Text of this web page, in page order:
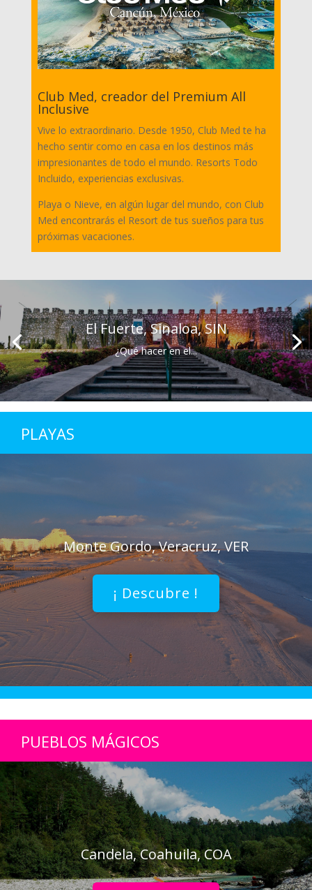
Club Med, creador del Premium All
Inclusive
Vive lo extraordinario. Desde 1950, Club Med te ha
hecho sentir como en casa en los destinos más
impresionantes de todo el mundo. Resorts Todo
Incluido, experiencias exclusivas.
Playa o Nieve, en algún lugar del mundo, con Club
Med encontrarás el Resort de tus sueños para tus
próximas vacaciones.
El Fuerte, Sinaloa, SIN
¿Qué hacer en el...
PLAYAS
Monte Gordo, Veracruz, VER
¡ Descubre !
PUEBLOS MÁGICOS
Candela, Coahuila, COA